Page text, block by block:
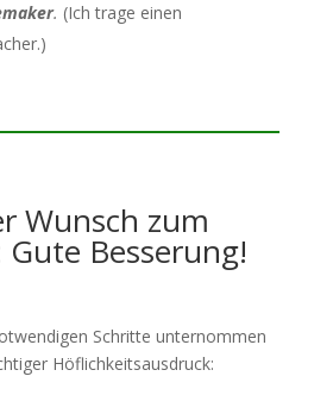
. (Ich trage einen
Wunsch zum
Gute Besserung!
Schritte unternommen
Höflichkeitsausdruck: